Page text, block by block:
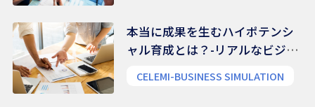
本当に成果を生むハイポテンシ
ャル育成とは？-リアルなビジネ
CELEMI-BUSINESS SIMULATION